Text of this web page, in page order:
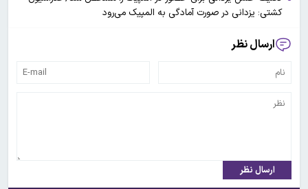
کشتی: یزدانی در صورت آمادگی به المپیک می‌رود
ارسال نظر
ارسال نظر